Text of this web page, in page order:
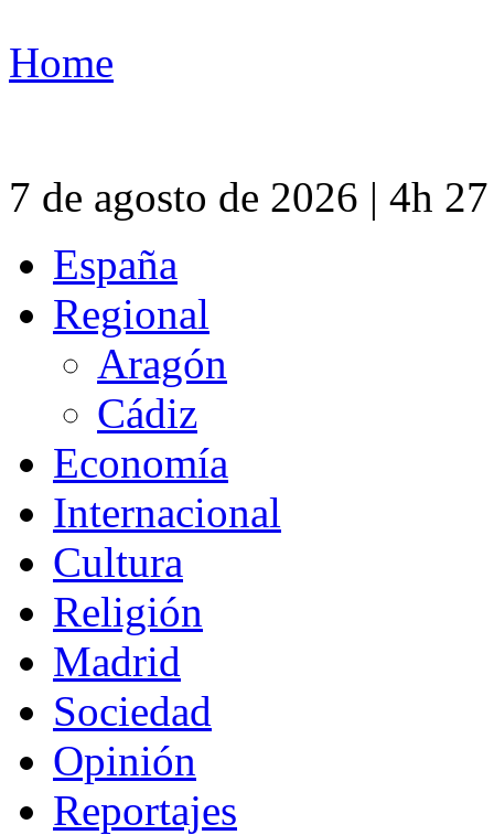
Home
7 de agosto de 2026 | 4h
España
Regional
Aragón
Cádiz
Economía
Internacional
Cultura
Religión
Madrid
Sociedad
Opinión
Reportajes